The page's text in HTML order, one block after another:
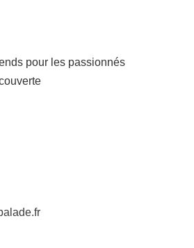
pour les passionnés